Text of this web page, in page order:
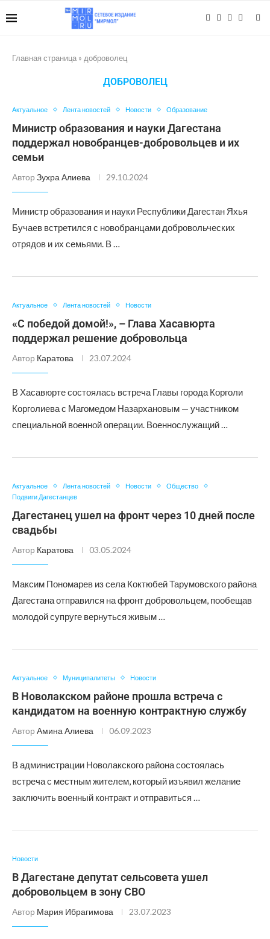
Главная страница » доброволец
ДОБРОВОЛЕЦ
Актуальное Лента новостей Новости Образование
Министр образования и науки Дагестана
поддержал новобранцев-добровольцев и их
семьи
Автор Зухра Алиева 29.10.2024
Министр образования и науки Республики Дагестан Яхья
Бучаев встретился с новобранцами добровольческих
отрядов и их семьями. В …
Актуальное Лента новостей Новости
«С победой домой!», – Глава Хасавюрта
поддержал решение добровольца
Автор Каратова 23.07.2024
В Хасавюрте состоялась встреча Главы города Корголи
Корголиева с Магомедом Назархановым — участником
специальной военной операции. Военнослужащий …
Актуальное Лента новостей Новости
Общество
Подвиги Дагестанцев
Дагестанец ушел на фронт через 10 дней после
свадьбы
Автор Каратова 03.05.2024
Максим Пономарев из села Коктюбей Тарумовского района
Дагестана отправился на фронт добровольцем, пообещав
молодой супруге вернуться живым …
Актуальное Муниципалитеты Новости
В Новолакском районе прошла встреча с
кандидатом на военную контрактную службу
Автор Амина Алиева 06.09.2023
В администрации Новолакского района состоялась
встреча с местным жителем, который изъявил желание
заключить военный контракт и отправиться …
Новости
В Дагестане депутат сельсовета ушел
добровольцем в зону СВО
Автор Мария Ибрагимова 23.07.2023